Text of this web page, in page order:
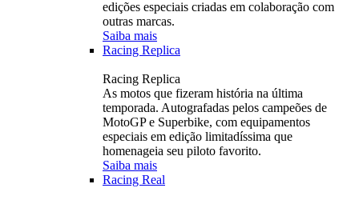
edições especiais criadas em colaboração com
outras marcas.
Saiba mais
Racing Replica
Racing Replica
As motos que fizeram história na última
temporada. Autografadas pelos campeões de
MotoGP e Superbike, com equipamentos
especiais em edição limitadíssima que
homenageia seu piloto favorito.
Saiba mais
Racing Real